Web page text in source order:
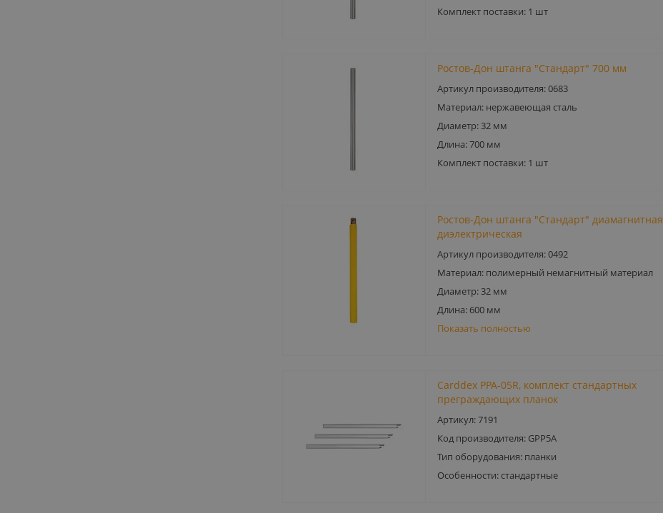
Комплект поставки: 1 шт
Ростов-Дон штанга "Стандарт" 700 мм
Артикул производителя: 0683
Материал: нержавеющая сталь
Диаметр: 32 мм
Длина: 700 мм
Комплект поставки: 1 шт
Ростов-Дон штанга "Стандарт" диамагнитная
диэлектрическая
Артикул производителя: 0492
Материал: полимерный немагнитный материал
Диаметр: 32 мм
Длина: 600 мм
Показать полностью
Carddex PPA-05R, комплект стандартных
преграждающих планок
Артикул: 7191
Код производителя: GРР5A
Тип оборудования: планки
Особенности: стандартные